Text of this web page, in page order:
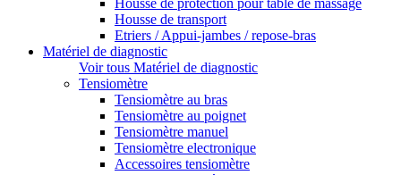
Housse de protection pour table de massage
Housse de transport
Etriers / Appui-jambes / repose-bras
Matériel de diagnostic
Voir tous Matériel de diagnostic
Tensiomètre
Tensiomètre au bras
Tensiomètre au poignet
Tensiomètre manuel
Tensiomètre electronique
Accessoires tensiomètre